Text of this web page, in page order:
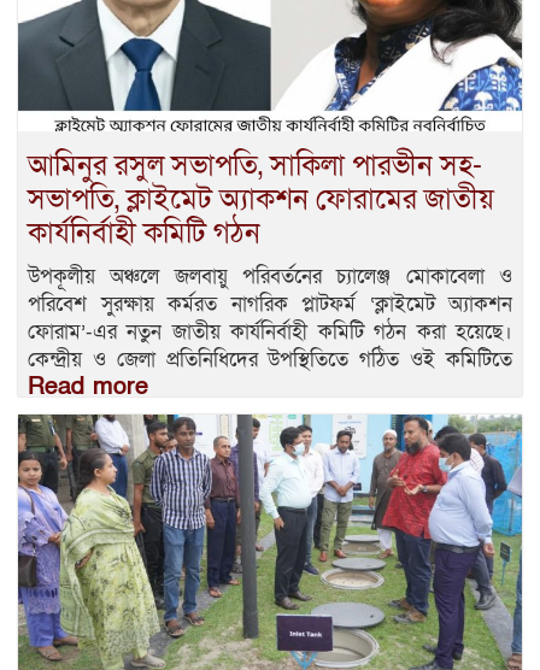
আমিনুর রসুল সভাপতি, সাকিলা পারভীন সহ-
সভাপতি, ক্লাইমেট অ্যাকশন ফোরামের জাতীয়
কার্যনির্বাহী কমিটি গঠন
উপকূলীয় অঞ্চলে জলবায়ু পরিবর্তনের চ্যালেঞ্জ মোকাবেলা ও
পরিবেশ সুরক্ষায় কর্মরত নাগরিক প্লাটফর্ম ‘ক্লাইমেট অ্যাকশন
ফোরাম’-এর নতুন জাতীয় কার্যনির্বাহী কমিটি গঠন করা হয়েছে।
কেন্দ্রীয় ও জেলা প্রতিনিধিদের উপস্থিতিতে গঠিত ওই কমিটিতে
Read more